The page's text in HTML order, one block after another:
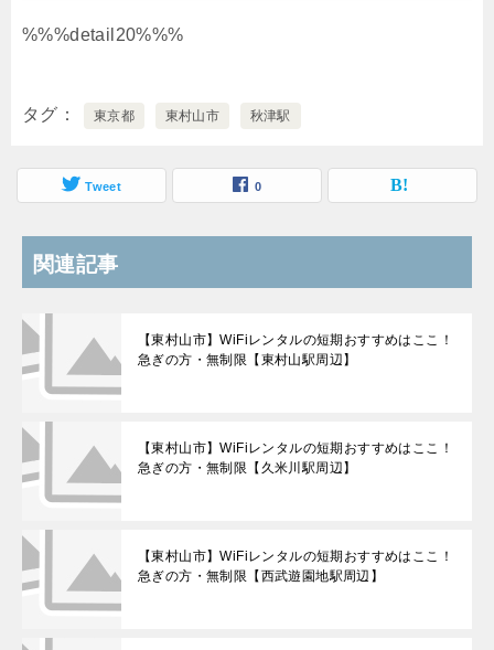
%%%detail20%%%
タグ 東京都 東村山市 秋津駅
Tweet 0
関連記事
【東村山市】WiFiレンタルの短期おすすめはここ！
急ぎの方・無制限【東村山駅周辺】
【東村山市】WiFiレンタルの短期おすすめはここ！
急ぎの方・無制限【久米川駅周辺】
【東村山市】WiFiレンタルの短期おすすめはここ！
急ぎの方・無制限【西武遊園地駅周辺】